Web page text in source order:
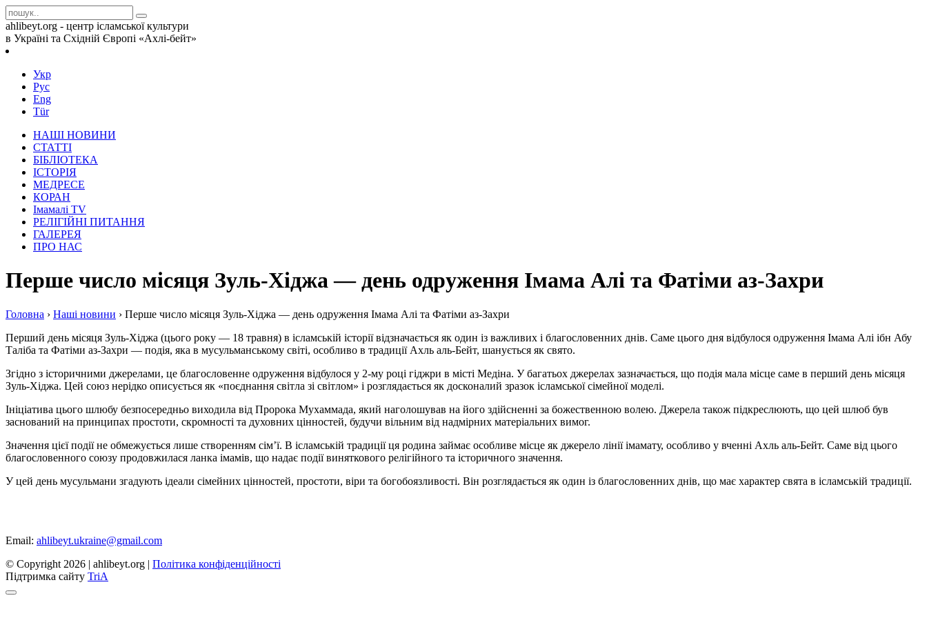
ahlibeyt.org - центр ісламської культури
в Україні та Східній Європі «Ахлі-бейт»
Укр
Рус
Eng
Tür
НАШІ НОВИНИ
СТАТТІ
БІБЛІОТЕКА
ІСТОРІЯ
МЕДРЕСЕ
КОРАН
Iмамалi TV
РЕЛІГІЙНІ ПИТАННЯ
ГАЛЕРЕЯ
ПРО НАС
Перше число місяця Зуль-Хіджа — день одруження Імама Алі та Фатіми аз-Захри
Головна › Наші новини › Перше число місяця Зуль-Хіджа — день одруження Імама Алі та Фатіми аз-Захри
Перший день місяця Зуль-Хіджа (цього року — 18 травня) в ісламській історії відзначається як один із важливих і благословенних днів. Саме цього дня відбулося одруження Імама Алі ібн Абу
Таліба та Фатіми аз-Захри — подія, яка в мусульманському світі, особливо в традиції Ахль аль-Бейт, шанується як свято.
Згідно з історичними джерелами, це благословенне одруження відбулося у 2-му році гіджри в місті Медіна. У багатьох джерелах зазначається, що подія мала місце саме в перший день місяця
Зуль-Хіджа. Цей союз нерідко описується як «поєднання світла зі світлом» і розглядається як досконалий зразок ісламської сімейної моделі.
Ініціатива цього шлюбу безпосередньо виходила від Пророка Мухаммада, який наголошував на його здійсненні за божественною волею. Джерела також підкреслюють, що цей шлюб був
заснований на принципах простоти, скромності та духовних цінностей, будучи вільним від надмірних матеріальних вимог.
Значення цієї події не обмежується лише створенням сім’ї. В ісламській традиції ця родина займає особливе місце як джерело лінії імамату, особливо у вченні Ахль аль-Бейт. Саме від цього
благословенного союзу продовжилася ланка імамів, що надає події виняткового релігійного та історичного значення.
У цей день мусульмани згадують ідеали сімейних цінностей, простоти, віри та богобоязливості. Він розглядається як один із благословенних днів, що має характер свята в ісламській традиції.
Email: ahlibeyt.ukraine@gmail.com
© Copyright 2026 | ahlibeyt.org | Політика конфіденційності
Пiдтримка сайту TriA